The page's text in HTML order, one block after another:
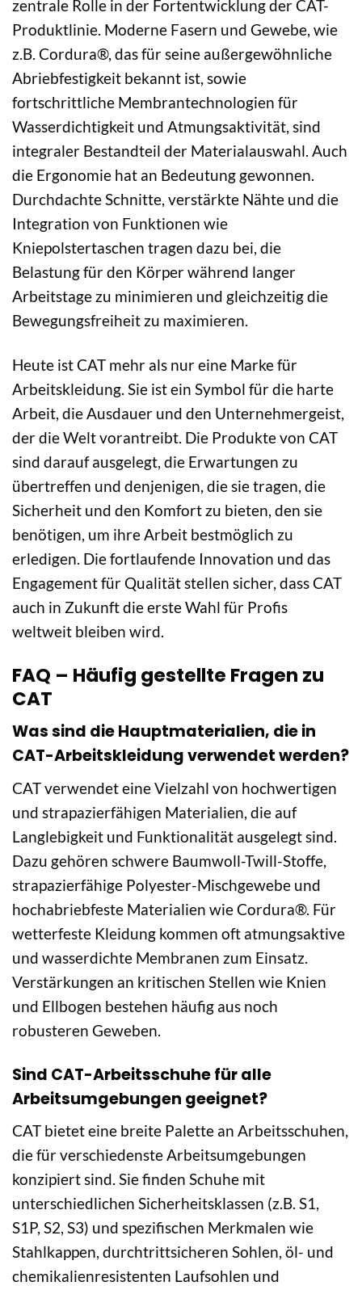
zentrale Rolle in der Fortentwicklung der CAT-
Produktlinie. Moderne Fasern und Gewebe, wie
z.B. Cordura®, das für seine außergewöhnliche
Abriebfestigkeit bekannt ist, sowie
fortschrittliche Membrantechnologien für
Wasserdichtigkeit und Atmungsaktivität, sind
integraler Bestandteil der Materialauswahl. Auch
die Ergonomie hat an Bedeutung gewonnen.
Durchdachte Schnitte, verstärkte Nähte und die
Integration von Funktionen wie
Kniepolstertaschen tragen dazu bei, die
Belastung für den Körper während langer
Arbeitstage zu minimieren und gleichzeitig die
Bewegungsfreiheit zu maximieren.
Heute ist CAT mehr als nur eine Marke für
Arbeitskleidung. Sie ist ein Symbol für die harte
Arbeit, die Ausdauer und den Unternehmergeist,
der die Welt vorantreibt. Die Produkte von CAT
sind darauf ausgelegt, die Erwartungen zu
übertreffen und denjenigen, die sie tragen, die
Sicherheit und den Komfort zu bieten, den sie
benötigen, um ihre Arbeit bestmöglich zu
erledigen. Die fortlaufende Innovation und das
Engagement für Qualität stellen sicher, dass CAT
auch in Zukunft die erste Wahl für Profis
weltweit bleiben wird.
FAQ – Häufig gestellte Fragen zu
CAT
Was sind die Hauptmaterialien, die in
CAT-Arbeitskleidung verwendet werden?
CAT verwendet eine Vielzahl von hochwertigen
und strapazierfähigen Materialien, die auf
Langlebigkeit und Funktionalität ausgelegt sind.
Dazu gehören schwere Baumwoll-Twill-Stoffe,
strapazierfähige Polyester-Mischgewebe und
hochabriebfeste Materialien wie Cordura®. Für
wetterfeste Kleidung kommen oft atmungsaktive
und wasserdichte Membranen zum Einsatz.
Verstärkungen an kritischen Stellen wie Knien
und Ellbogen bestehen häufig aus noch
robusteren Geweben.
Sind CAT-Arbeitsschuhe für alle
Arbeitsumgebungen geeignet?
CAT bietet eine breite Palette an Arbeitsschuhen,
die für verschiedenste Arbeitsumgebungen
konzipiert sind. Sie finden Schuhe mit
unterschiedlichen Sicherheitsklassen (z.B. S1,
S1P, S2, S3) und spezifischen Merkmalen wie
Stahlkappen, durchtrittsicheren Sohlen, öl- und
chemikalienresistenten Laufsohlen und